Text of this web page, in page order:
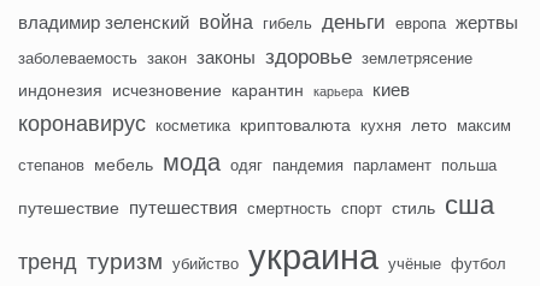
владимир зеленский война гибель деньги европа жертвы
заболеваемость закон законы здоровье землетрясение
индонезия исчезновение карантин карьера киев
коронавирус косметика криптовалюта кухня лето максим
степанов мебель мода одяг пандемия парламент польша
путешествие путешествия смертность спорт стиль сша
тренд туризм убийство украина учёные футбол